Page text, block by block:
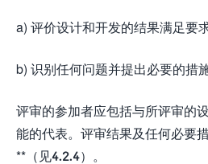
a) 评价设计和开发的结果满足要
b) 识别任何问题并提出必要的措施
评审的参加者应包括与所评审的
能的代表。评审结果及任何必要
**（见4.2.4）。